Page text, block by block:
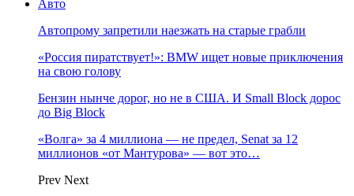
Авто
Автопрому запретили наезжать на старые грабли
«Россия пиратствует!»: BMW ищет новые приключения
на свою голову
Бензин нынче дорог, но не в США. И Small Block дорос
до Big Block
«Волга» за 4 миллиона — не предел, Senat за 12
миллионов «от Мантурова» — вот это…
Prev Next